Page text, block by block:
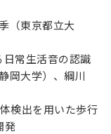
（東京都立大
日常生活音の認識
岡大学）、綱川
検出を用いた歩行
発